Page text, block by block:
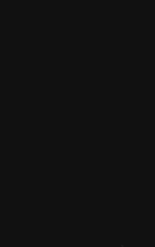
روی سر
محافظت مناسب در برابر
و آقایان
دارد و باعث می‌شود
در هوای گرم یا